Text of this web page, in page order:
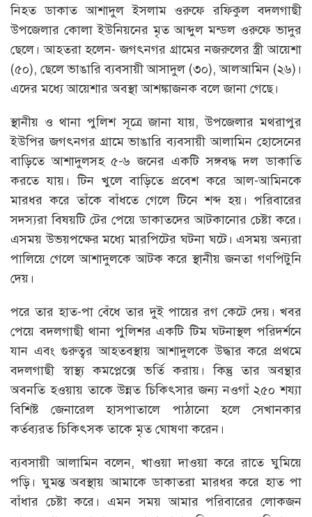
নিহত ডাকাত আশাদুল ইসলাম ওরুফে রফিকুল বদলগাছী
উপজেলার কোলা ইউনিয়নের মৃত আব্দুল মন্ডল ওরুফে ভাদুর
ছেলে। আহতরা হলেন- জগৎনগর গ্রামের নজরুলের স্ত্রী আয়েশা
(৫০), ছেলে ভাঙারি ব্যবসায়ী আসাদুল (৩০), আলআমিন (২৬)।
এদের মধ্যে আয়েশার অবস্থা আশঙ্কাজনক বলে জানা গেছে।
স্থানীয় ও থানা পুলিশ সূত্রে জানা যায়, উপজেলার মথরাপুর
ইউপির জগৎনগর গ্রামে ভাঙারি ব্যবসায়ী আলামিন হোসেনের
বাড়িতে আশাদুলসহ ৫-৬ জনের একটি সঙ্গবদ্ধ দল ডাকাতি
করতে যায়। টিন খুলে বাড়িতে প্রবেশ করে আল-আমিনকে
মারধর করে তাঁকে বাঁধতে গেলে টিনে শব্দ হয়। পরিবারের
সদস্যরা বিষয়টি টের পেয়ে ডাকাতদের আটকানোর চেষ্টা করে।
এসময় উভয়পক্ষের মধ্যে মারপিটের ঘটনা ঘটে। এসময় অন্যরা
পালিয়ে গেলে আশাদুলকে আটক করে স্থানীয় জনতা গণপিটুনি
দেয়।
পরে তার হাত-পা বেঁধে তার দুই পায়ের রগ কেটে দেয়। খবর
পেয়ে বদলগাছী থানা পুলিশর একটি টিম ঘটনাস্থল পরিদর্শনে
যান এবং গুরুত্বর আহতবস্থায় আশাদুলকে উদ্ধার করে প্রথমে
বদলগাছী স্বাস্থ্য কমপ্লেক্সে ভর্তি করায়। কিন্তু তার অবন্থার
অবনতি হওয়ায় তাকে উন্নত চিকিৎসার জন্য নওগাঁ ২৫০ শয্যা
বিশিষ্ট জেনারেল হাসপাতালে পাঠানো হলে সেখানকার
কর্তব্যরত চিকিৎসক তাকে মৃত ঘোষণা করেন।
ব্যবসায়ী আলামিন বলেন, খাওয়া দাওয়া করে রাতে ঘুমিয়ে
পড়ি। ঘুমন্ত অবস্থায় আমাকে ডাকাতরা মারধর করে হাত পা
বাঁধার চেষ্টা করে। এমন সময় আমার পরিবারের লোকজন